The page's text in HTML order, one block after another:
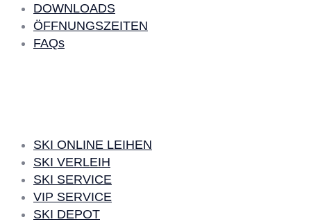
DOWNLOADS
ÖFFNUNGSZEITEN
FAQs
SKI ONLINE LEIHEN
SKI VERLEIH
SKI SERVICE
VIP SERVICE
SKI DEPOT